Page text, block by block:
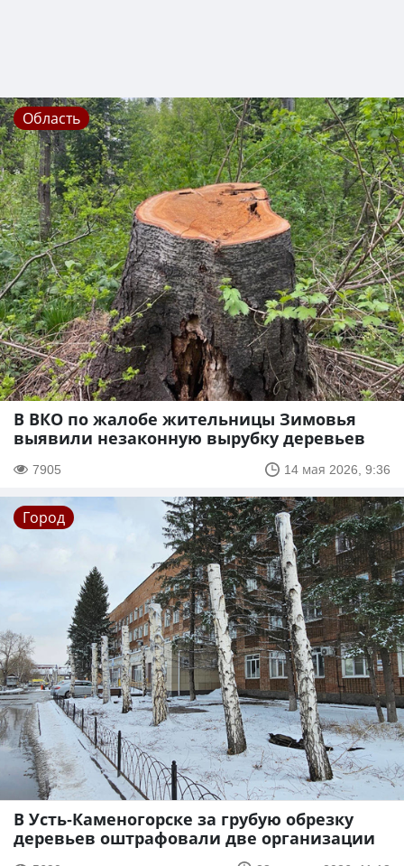
Область
В ВКО по жалобе жительницы Зимовья
выявили незаконную вырубку деревьев
7905 14 мая 2026, 9:36
Город
В Усть-Каменогорске за грубую обрезку
деревьев оштрафовали две организации